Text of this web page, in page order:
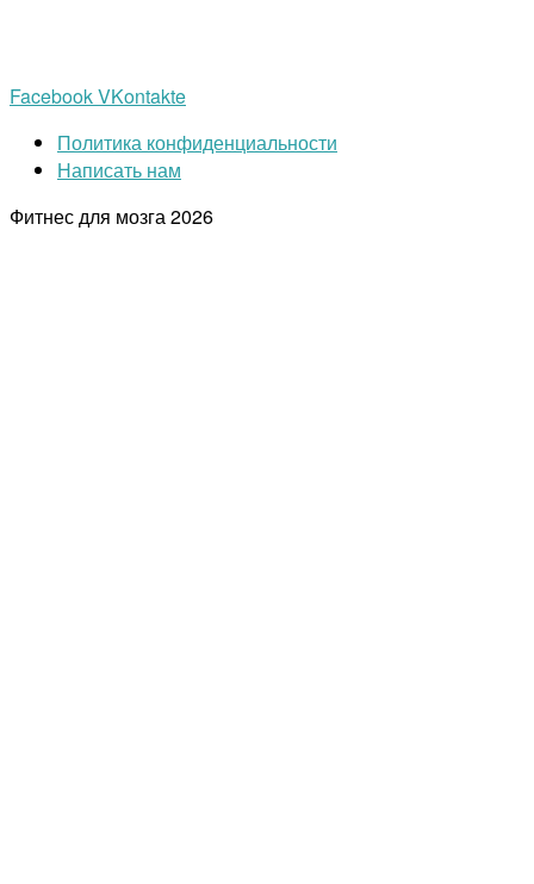
FacebookVKontakte
Политика конфиденциальности
Написать нам
Фитнес для мозга2026